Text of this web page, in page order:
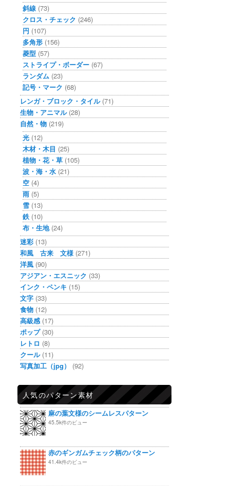
斜線 (73)
クロス・チェック (246)
円 (107)
多角形 (156)
菱型 (57)
ストライプ・ボーダー (67)
ランダム (23)
記号・マーク (68)
レンガ・ブロック・タイル(71)
生物・アニマル(28)
自然・物 (219)
光 (12)
木材・木目 (25)
植物・花・草 (105)
波・海・水 (21)
空 (4)
雨 (5)
雪 (13)
鉄 (10)
布・生地(24)
迷彩 (13)
和風 古来 文様 (271)
洋風 (90)
アジアン・エスニック (33)
インク・ペンキ (15)
文字 (33)
食物 (12)
高級感 (17)
ポップ(30)
レトロ (8)
クール(11)
写真加工（jpg）
(92)
人気のパターン素材
麻の葉文様のシームレスパターン
45.5k件のビュー
赤のギンガムチェック柄のパターン
41.4k件のビュー